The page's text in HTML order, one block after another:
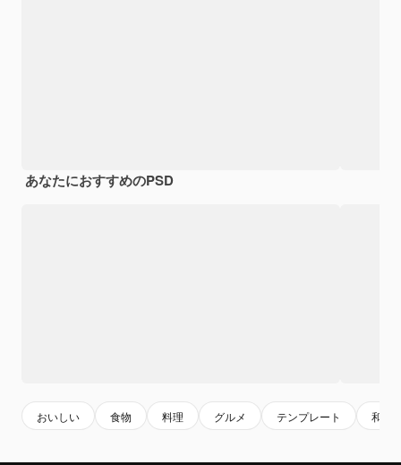
あなたにおすすめのPSD
おいしい 食物 料理 グルメ テンプレート 和風